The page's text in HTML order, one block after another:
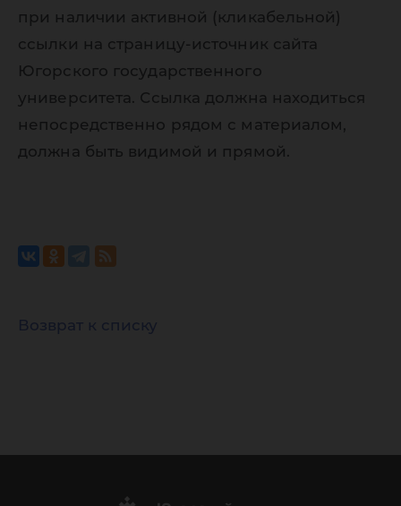
при наличии активной (кликабельной)
ссылки на страницу-источник сайта
Югорского государственного
университета. Ссылка должна находиться
непосредственно рядом с материалом,
должна быть видимой и прямой.
Возврат к списку